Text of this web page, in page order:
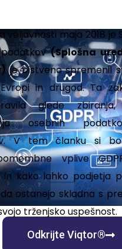
veljavnosti maja 2018
podatkov(Splošna
je bistveno spremenil
in drugod. Ta
glede
osebnih
V tem članku si
vplive
in kako lahko podjetja
ostanejo skladna s
trženjsko uspešnost.
Odkrijte Viqtor®